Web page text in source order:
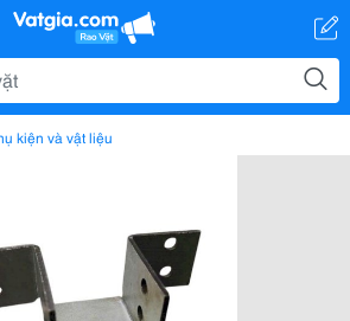
kiện và vật liệu